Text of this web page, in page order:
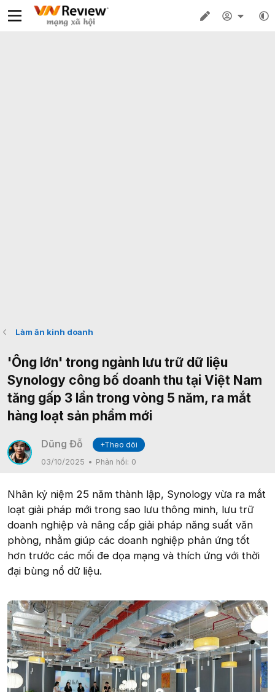
Làm ăn kinh doanh
'Ông lớn' trong ngành lưu trữ dữ liệu
Synology công bố doanh thu tại Việt Nam
tăng gấp 3 lần trong vòng 5 năm, ra mắt
hàng loạt sản phẩm mới
Dũng Đỗ
+Theo dõi
03/10/2025
Phản hồi: 0
Nhân kỷ niệm 25 năm thành lập, Synology vừa ra mắt
loạt giải pháp mới trong sao lưu thông minh, lưu trữ
doanh nghiệp và nâng cấp giải pháp năng suất văn
phòng, nhằm giúp các doanh nghiệp phản ứng tốt
hơn trước các mối đe dọa mạng và thích ứng với thời
đại bùng nổ dữ liệu.